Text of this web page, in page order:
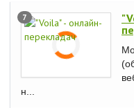
7
н...